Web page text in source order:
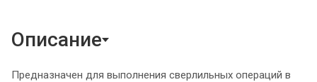
Описание
Предназначен для выполнения сверлильных операций в